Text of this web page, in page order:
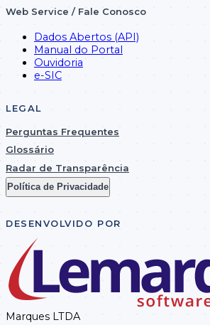
Web Service / Fale Conosco
Dados Abertos (API)
Manual do Portal
Ouvidoria
e-SIC
LEGAL
Perguntas Frequentes
Glossário
Radar de Transparência
Política de Privacidade
DESENVOLVIDO POR
Marques LTDA